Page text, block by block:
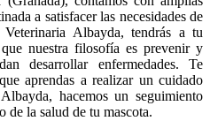
a satisfacer las necesidades de
Albayda, tendrás a tu
nuestra filosofía es prevenir y
desarrollar enfermedades. Te
aprendas a realizar un cuidado
hacemos un seguimiento
de la salud de tu mascota.